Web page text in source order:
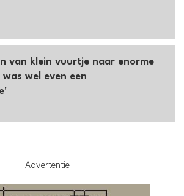
van klein vuurtje naar enorme
wel even een
Advertentie